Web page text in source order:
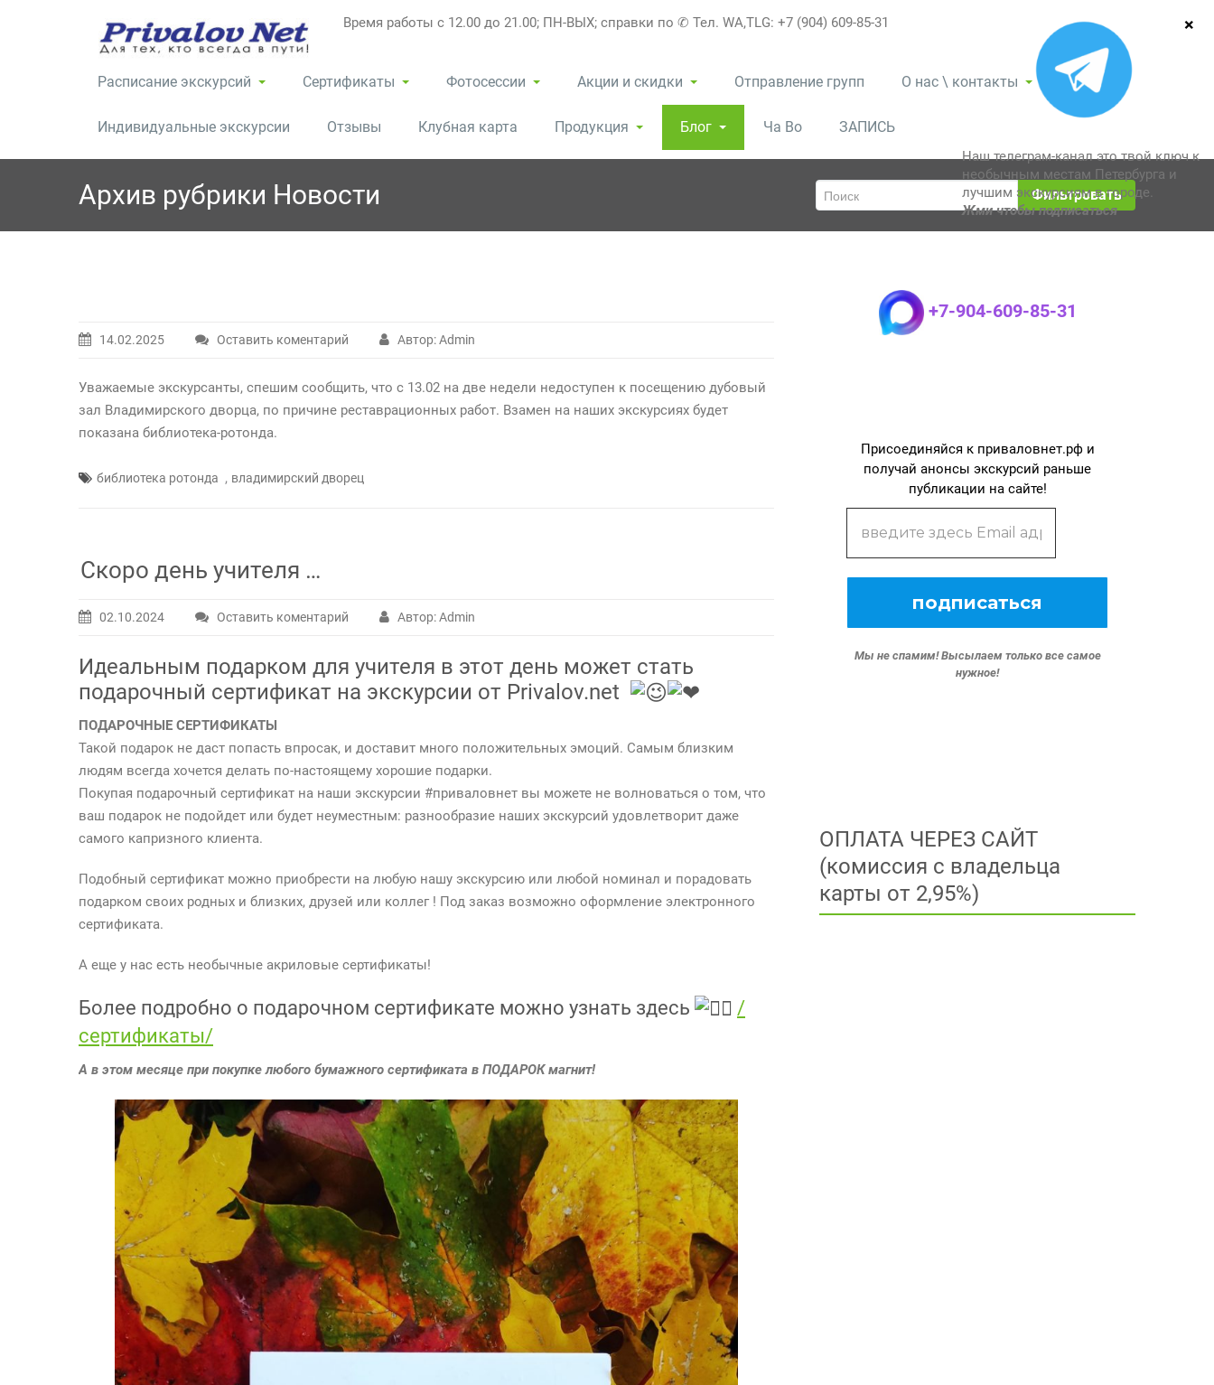
Время работы с 12.00 до 21.00; ПН-ВЫХ; справки по ✆ Тел. WA,TLG: +7 (904) 609-85-31
Расписание экскурсий Сертификаты Фотосессии Акции и скидки Отправление групп О нас \ контакты
Индивидуальные экскурсии Отзывы Клубная карта Продукция Блог Ча Во ЗАПИСЬ
Архив рубрики Новости Фильтровать
14.02.2025 Оставить коментарий Автор: Admin
Уважаемые экскурсанты, спешим сообщить, что с 13.02 на две недели недоступен к посещению дубовый
зал Владимирского дворца, по причине реставрационных работ. Взамен на наших экскурсиях будет
показана библиотека-ротонда.
библиотека ротонда , владимирский дворец
Скоро день учителя …
02.10.2024 Оставить коментарий Автор: Admin
Идеальным подарком для учителя в этот день может стать
подарочный сертификат на экскурсии от Privalov.net
ПОДАРОЧНЫЕ СЕРТИФИКАТЫ
Такой подарок не даст попасть впросак, и доставит много положительных эмоций. Самым близким
людям всегда хочется делать по-настоящему хорошие подарки.
Покупая подарочный сертификат на наши экскурсии #приваловнет вы можете не волноваться о том, что
ваш подарок не подойдет или будет неуместным: разнообразие наших экскурсий удовлетворит даже
самого капризного клиента.
Подобный сертификат можно приобрести на любую нашу экскурсию или любой номинал и порадовать
подарком своих родных и близких, друзей или коллег ! Под заказ возможно оформление электронного
сертификата.
А еще у нас есть необычные акриловые сертификаты!
Более подробно о подарочном сертификате можно узнать здесь
/
сертификаты/
А в этом месяце при покупке любого бумажного сертификата в ПОДАРОК магнит!
+7-904-609-85-31
Присоединяйся к приваловнет.рф и
получай анонсы экскурсий раньше
публикации на сайте!
Мы не спамим! Высылаем только все самое
нужное!
ОПЛАТА ЧЕРЕЗ САЙТ
(комиссия с владельца
карты от 2,95%)
Наш телеграм-канал это твой ключ к
необычным местам Петербурга и
лучшим экскурсиям в городе.
Жми чтобы подписаться